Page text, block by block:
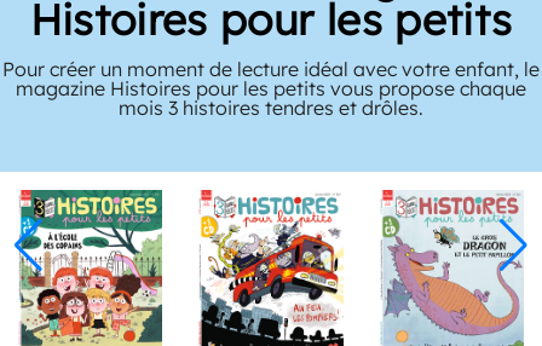
Histoires pour les petits
Pour créer un moment de lecture idéal avec votre enfant, le
magazine Histoires pour les petits vous propose chaque
mois 3 histoires tendres et drôles.